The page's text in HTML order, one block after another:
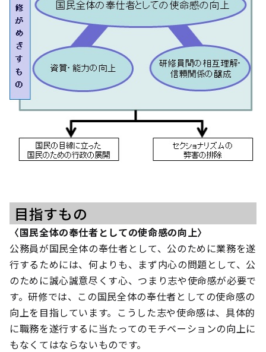
目指すもの
〈国民全体の奉仕者としての使命感の向上〉
公務員が国民全体の奉仕者として、公のために業務を遂
行するためには、何よりも、まず内心の問題として、公
のために誠心誠意尽くす心、つまり志や使命感が必要で
す。研修では、この国民全体の奉仕者としての使命感の
向上を目指しています。こうした志や使命感は、具体的
に職務を遂行するに当たってのモチベーションの向上に
もなくてはならないものです。